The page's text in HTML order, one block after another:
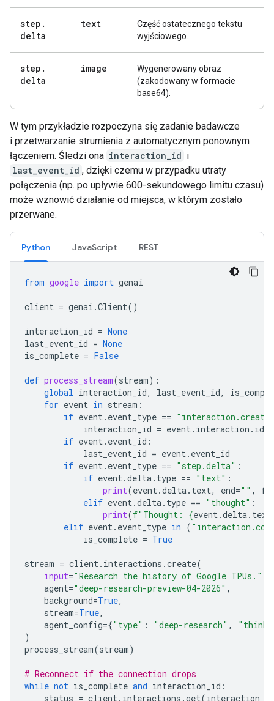
step .
delta
text
Część ostatecznego tekstu
wyjściowego.
step .
delta
image
Wygenerowany obraz
(zakodowany w formacie
base64).
W tym przykładzie rozpoczyna się zadanie badawcze
i przetwarzanie strumienia z automatycznym ponownym
łączeniem. Śledzi ona interaction_id i
last_event_id , dzięki czemu w przypadku utraty
połączenia (np. po upływie 600-sekundowego limitu czasu)
może wznowić działanie od miejsca, w którym zostało
przerwane.
Python JavaScript REST
from google import genai
client = genai .Client()
interaction_id = None
last_event_id = None
is_complete = False
def process_stream(stream):
global interaction_id, last_event_id,
for event in stream :
if event. event_type ==
interaction_id = event. interaction . id
if event. event_id :
last_event_id = event. event_id
if event. event_type == "step.delta" :
if event.delta. type == "text" :
print(event.delta. text, end="" ,
elif event.delta. type == "thought" :
print(f"Thought: {event.delta. text
elif event. event_type in (
is_complete = True
stream = client. interactions .create(
input="Research the history of Google TPUs."
agent="deep-research-preview-04-2026" ,
background=True,
stream=True,
agent_config={"type" : "deep-research" ,
)
process_stream(stream)
# Reconnect if the connection drops
while not is_complete and interaction_id :
status = client. interactions .get(interaction_id